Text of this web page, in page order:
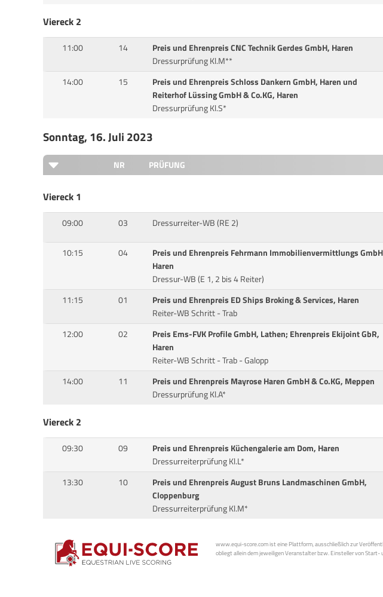
Viereck 2
11:00 14
Preis und Ehrenpreis CNC Technik Gerdes GmbH, Haren
Dressurprüfung Kl.M**
14:00 15
Preis und Ehrenpreis Schloss Dankern GmbH, Haren und
Reiterhof Lüssing GmbH & Co.KG, Haren
Dressurprüfung Kl.S*
Sonntag, 16. Juli 2023
NR PRÜFUNG
Viereck 1
09:00 03 Dressurreiter-WB (RE 2)
10:15 04
Preis und Ehrenpreis Fehrmann Immobilienvermittlungs
Haren
Dressur-WB (E 1, 2 bis 4 Reiter)
11:15 01
Preis und Ehrenpreis ED Ships Broking & Services, Haren
Reiter-WB Schritt - Trab
12:00 02
Preis Ems-FVK Profile GmbH, Lathen; Ehrenpreis Ekijoint GbR,
Haren
Reiter-WB Schritt - Trab - Galopp
14:00 11
Preis und Ehrenpreis Mayrose Haren GmbH & Co.KG, Meppen
Dressurprüfung Kl.A*
Viereck 2
09:30 09
Preis und Ehrenpreis Küchengalerie am Dom, Haren
Dressurreiterprüfung Kl.L*
13:30 10
Preis und Ehrenpreis August Bruns Landmaschinen GmbH,
Cloppenburg
Dressurreiterprüfung Kl.M*
www.equi-score.com ist eine Plattform, ausschließlich zur
obliegt allein dem jeweiligen Veranstalter bzw. Einsteller von Start-